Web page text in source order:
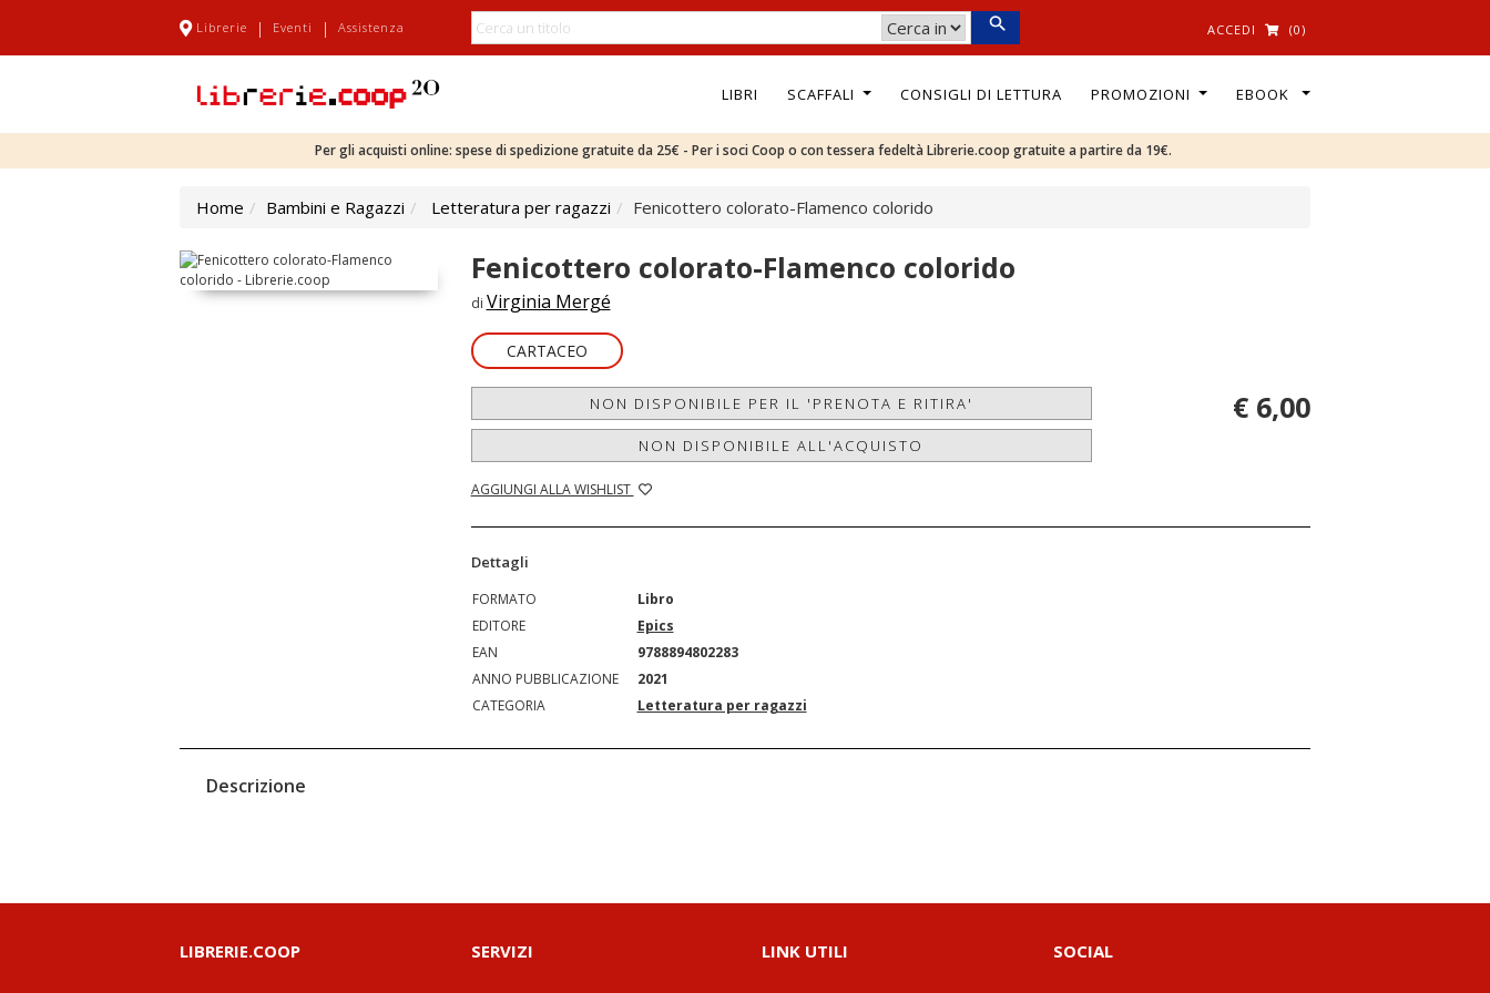
Librerie | Eventi | Assistenza ACCEDI (0)
LIBRI SCAFFALI CONSIGLI DI LETTURA PROMOZIONI EBOOK
Per gli acquisti online: spese di spedizione gratuite da 25€ - Per i soci Coop o con tessera fedeltà Librerie.coop gratuite a partire da 19€.
Home Bambini e Ragazzi Letteratura per ragazzi Fenicottero colorato-Flamenco colorido
Fenicottero colorato-Flamenco colorido
di Virginia Mergé
CARTACEO
NON DISPONIBILE PER IL 'PRENOTA E RITIRA'
NON DISPONIBILE ALL'ACQUISTO
AGGIUNGI ALLA WISHLIST
€ 6,00
Dettagli
FORMATO
Libro
EDITORE
Epics
EAN
9788894802283
ANNO PUBBLICAZIONE
2021
CATEGORIA
Letteratura per ragazzi
Descrizione
LIBRERIE.COOP SERVIZI LINK UTILI SOCIAL